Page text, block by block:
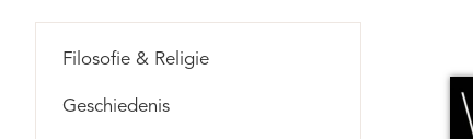
Filosofie & Religie
Geschiedenis